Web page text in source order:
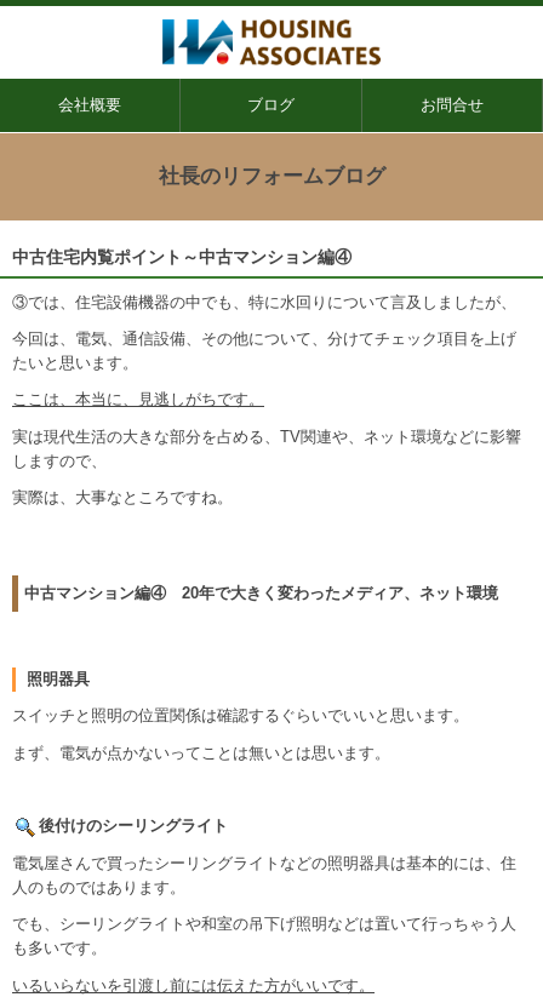
会社概要 ブログ お問合せ
社長のリフォームブログ
中古住宅内覧ポイント～中古マンション編④
③では、住宅設備機器の中でも、特に水回りについて言及しましたが、
今回は、電気、通信設備、その他について、分けてチェック項目を上げ
たいと思います。
ここは、本当に、見逃しがちです。
実は現代生活の大きな部分を占める、TV関連や、ネット環境などに影響
しますので、
実際は、大事なところですね。
中古マンション編④ 20年で大きく変わったメディア、ネット環境
照明器具
スイッチと照明の位置関係は確認するぐらいでいいと思います。
まず、電気が点かないってことは無いとは思います。
後付けのシーリングライト
電気屋さんで買ったシーリングライトなどの照明器具は基本的には、住
人のものではあります。
でも、シーリングライトや和室の吊下げ照明などは置いて行っちゃう人
も多いです。
いるいらないを引渡し前には伝えた方がいいです。